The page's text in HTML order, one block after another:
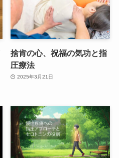
捨肯の心、祝福の気功と指
圧療法
2025年3月21日